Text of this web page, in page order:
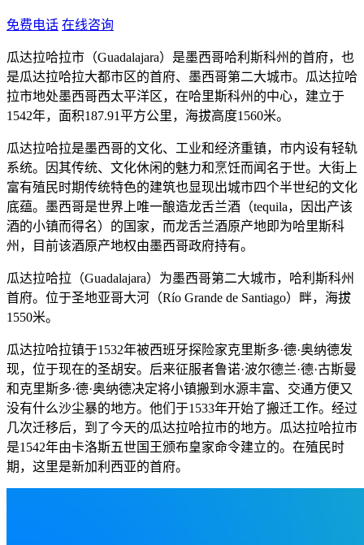
免费电话 在线咨询
瓜达拉哈拉市（Guadalajara）是墨西哥哈利斯科州的首府，也
是瓜达拉哈拉大都市区的首府、墨西哥第二大城市。瓜达拉哈
拉市地处墨西哥西太平洋区，在哈里斯科州的中心，建立于
1542年，面积187.91平方公里，海拔高度1560米。
瓜达拉哈拉是墨西哥的文化、工业和经济重镇，市内设有轻轨
系统。因其传统、文化休闲的魅力和烹饪而闻名于世。大街上
富有殖民时期传统特色的建筑也显现出城市四个半世纪的文化
底蕴。墨西哥是世界上唯一酿造龙舌兰酒（tequila，因出产该
酒的小镇而得名）的国家，而龙舌兰酒原产地即为哈里斯科
州，目前该酒原产地权由墨西哥政府持有。
瓜达拉哈拉（Guadalajara）为墨西哥第二大城市，哈利斯科州
首府。位于圣地亚哥大河（Río Grande de Santiago）畔，海拔
1550米。
瓜达拉哈拉镇于1532年被西班牙探险家克里斯多·德·奥纳德发
现，位于现在的圣胡安。后来征服者鲁诺·波尔德兰·德·古斯曼
和克里斯多·德·奥纳德决定将小镇搬到水源丰富、交通方便又
没有什么沙尘暴的地方。他们于1533年开始了搬迁工作。经过
几次迁移后，到了今天的瓜达拉哈拉市的地方。瓜达拉哈拉市
是1542年由卡洛斯五世国王颁布皇家命令建立的。在殖民时
期，这里是新加利西亚的首府。